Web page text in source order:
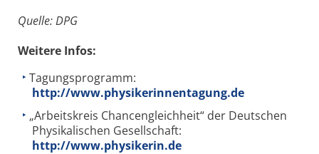
Quelle: DPG
Weitere Infos:
Tagungsprogramm:
http://www.physikerinnentagung.de
„Arbeitskreis Chancengleichheit“ der Deutschen
Physikalischen Gesellschaft:
http://www.physikerin.de